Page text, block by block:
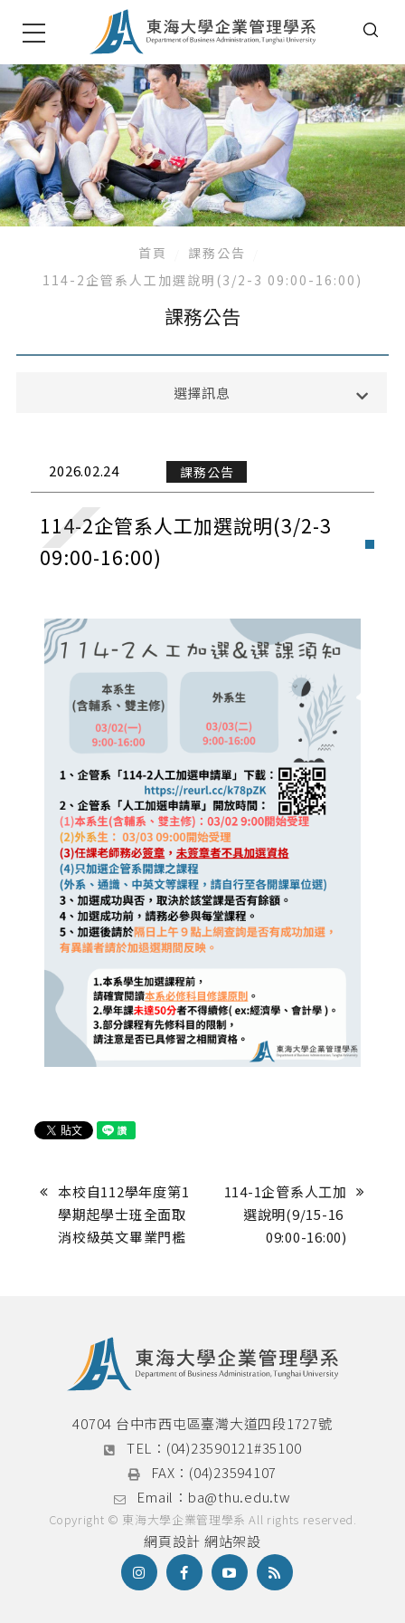
首頁
課務公告
114-2企管系人工加選說明(3/2-3 09:00-16:00)
課務公告
選擇訊息
校內活動
獎學金公告
榮譽榜
招生公告
2026.02.24 課務公告
114-2企管系人工加選說明(3/2-3
09:00-16:00)
本校自112學年度第1
學期起學士班全面取
消校級英文畢業門檻
114-1企管系人工加
選說明(9/15-16
09:00-16:00)
40704 台中市西屯區臺灣大道四段1727號
TEL： (04)23590121#35100
FAX： (04)23594107
Email： ba@thu.edu.tw
Copyright © 東海大學企業管理學系 All rights reserved.
網頁設計 網站架設